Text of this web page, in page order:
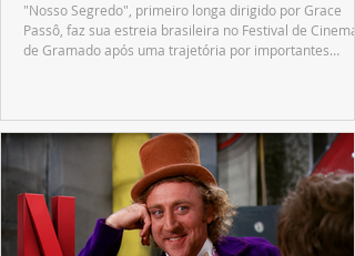
"Nosso Segredo", primeiro longa dirigido por Grace
Passô, faz sua estreia brasileira no Festival de Cinema
de Gramado após uma trajetória por importantes